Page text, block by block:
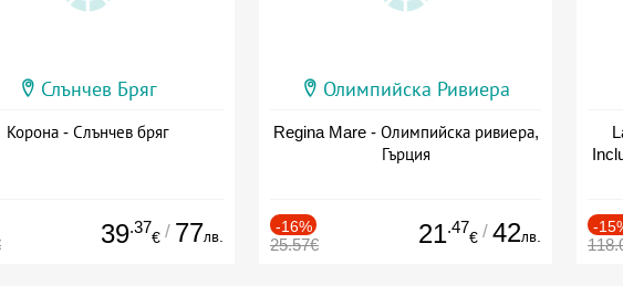
Слънчев Бряг
Корона - Слънчев бряг
39.37
€ / 77лв.
Олимпийска Ривиера
Regina Mare - Олимпийска ривиера,
Гърция
-16%
25.57€ 21.47
€ / 42лв.
-